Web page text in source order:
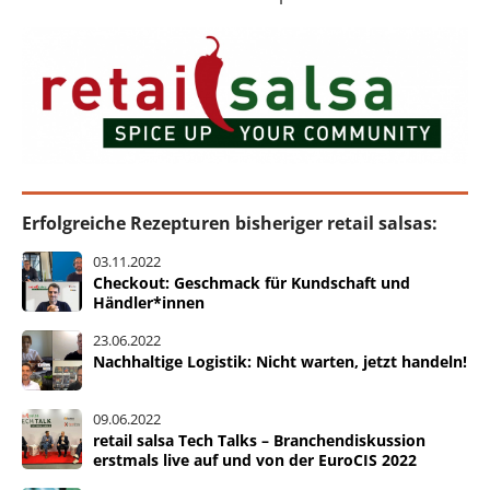
Erfolgreiche Rezepturen bisheriger retail salsas:
03.11.2022
Checkout: Geschmack für Kundschaft und
Händler*innen
23.06.2022
Nachhaltige Logistik: Nicht warten, jetzt handeln!
09.06.2022
retail salsa Tech Talks – Branchendiskussion
erstmals live auf und von der EuroCIS 2022